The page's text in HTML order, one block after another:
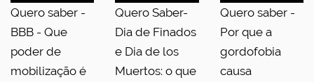
Quero saber -
BBB - Que
poder de
mobilização é
Quero Saber-
Dia de Finados
e Dia de los
Muertos: o que
Quero saber -
Por que a
gordofobia
causa